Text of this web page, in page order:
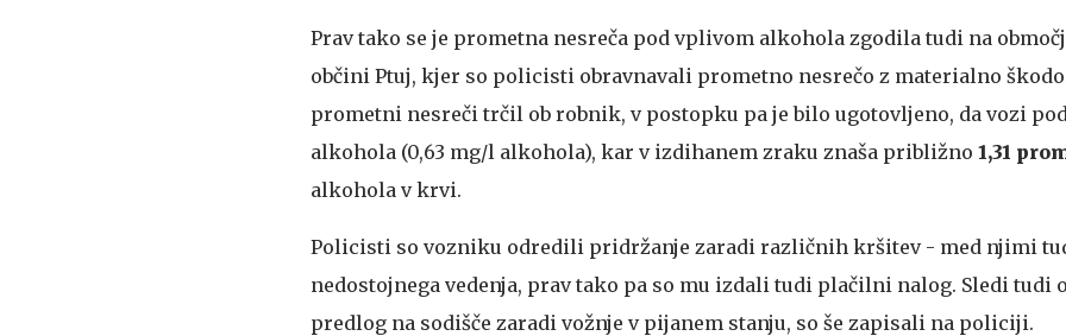
Prav tako se je prometna nesreča pod vplivom alkohola zgodila tudi na
občini Ptuj, kjer so policisti obravnavali prometno nesrečo z materialno
prometni nesreči trčil ob robnik, v postopku pa je bilo ugotovljeno, da vozi
alkohola (0,63 mg/l alkohola), kar v izdihanem zraku znaša približno 1,31
alkohola v krvi.
Policisti so vozniku odredili pridržanje zaradi različnih kršitev - med njimi
nedostojnega vedenja, prav tako pa so mu izdali tudi plačilni nalog. Sledi tudi
predlog na sodišče zaradi vožnje v pijanem stanju, so še zapisali na policiji.